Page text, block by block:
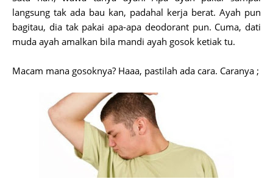
langsung tak ada bau kan, padahal kerja berat. Ayah pun
bagitau, dia tak pakai apa-apa deodorant pun. Cuma, dati
muda ayah amalkan bila mandi ayah gosok ketiak tu.
Macam mana gosoknya? Haaa, pastilah ada cara. Caranya ;